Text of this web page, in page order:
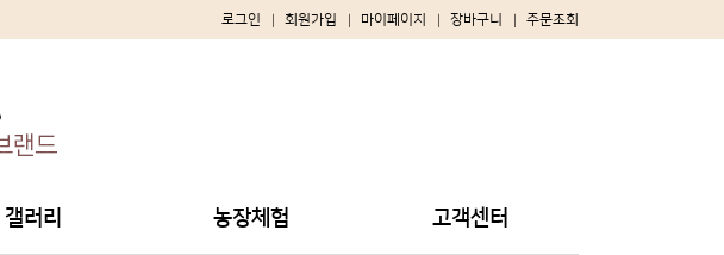
로그인 회원가입 마이페이지 장바구니 주문조회
갤러리 농장체험 고객센터